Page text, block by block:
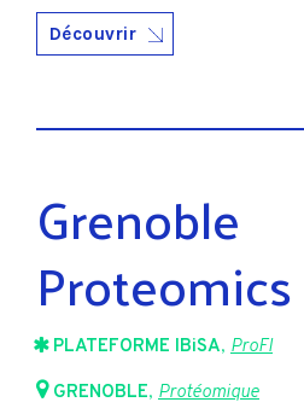
Découvrir
Grenoble
Proteomics
PLATEFORME IBiSA, ProFI
GRENOBLE, Protéomique